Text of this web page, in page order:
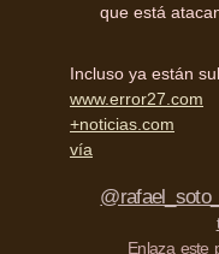
que está
Incluso ya están
www.error27.com
+noticias.com
vía
@rafael_soto_
Enlaza este